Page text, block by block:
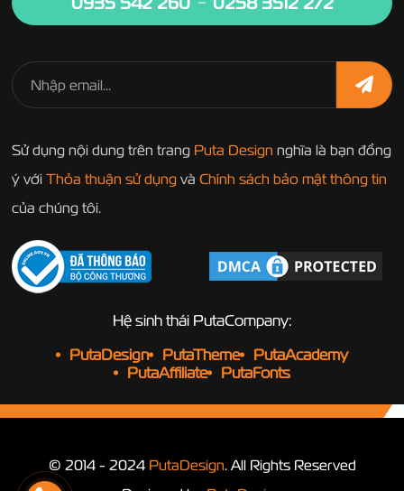
Sử dụng nội dung trên trang Puta Design nghĩa là bạn đồng
ý với Thỏa thuận sử dụngvà Chính sách bảo mật thông tin
của chúng tôi.
Hệ sinh thái PutaCompany:
PutaDesign
PutaTheme
PutaAcademy
PutaAffiliate
PutaFonts
© 2014 - 2024 PutaDesign . All Rights Reserved